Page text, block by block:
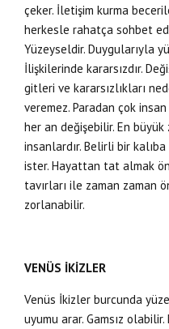
çeker. İletişim kurma
herkesle rahatça sohbet
Yüzeyseldir. Duygularıyla
İlişkilerinde kararsızdır.
gitleri ve kararsızlıkları
veremez. Paradan çok
her an değişebilir. En
insanlardır. Belirli bir
ister. Hayattan tat almak
tavırları ile zaman zaman
zorlanabilir.
VENÜS İKİZLER
Venüs İkizler burcunda
uyumu arar. Gamsız